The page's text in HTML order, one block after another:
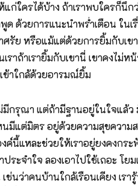
แก่ใครได้บ้าง ถ้าเราพบใครก็นึก
ด้วยการแนะนำพร่ำเตือน ในเ
รัย หรือแม้แต่ด้วยการยิ้มกับเขา
าถ้าเรายิ้มกับเขานี่ เขาคงไม่ห
ข้าใกล้ด้วยอารมณ์ยิ้ม
มีกรุณา แต่ถ้ามีฐานอยู่ในใจแล้
นมีแต่มิตร อยู่ด้วยความสุขความ
ค์นี้แหละช่วยให้เราอยู่ยงคงกระ
ระจำใจ ลองเอาไปใช้เถอะ โยม
นว่าคนบ้านใกล้เรือนเคียง เรา